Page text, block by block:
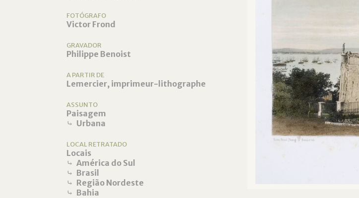
FOTÓGRAFO
Victor Frond
GRAVADOR
Philippe Benoist
A PARTIR DE
Lemercier, imprimeur-lithographe
ASSUNTO
Paisagem
⤷ Urbana
LOCAL RETRATADO
Locais
⤷ América do Sul
⤷ Brasil
⤷ Região Nordeste
⤷ Bahia